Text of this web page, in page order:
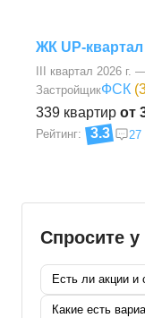
ЖК UP-
III квартал 2026 г.
339 квартир от
ЗастройщикФСК (
Рейтинг: 3.3 27
Спросите
Есть ли акции и
Какие есть